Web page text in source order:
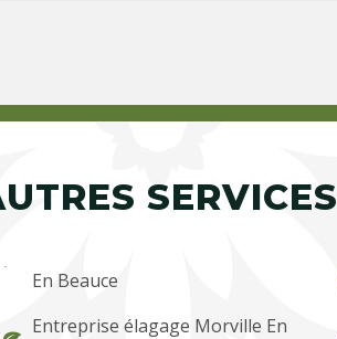
SERVICES
En Beauce
Entreprise élagage Morville En